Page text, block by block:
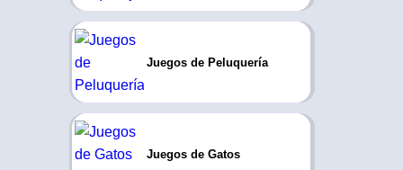
Juegos de Peluquería
Juegos de Gatos